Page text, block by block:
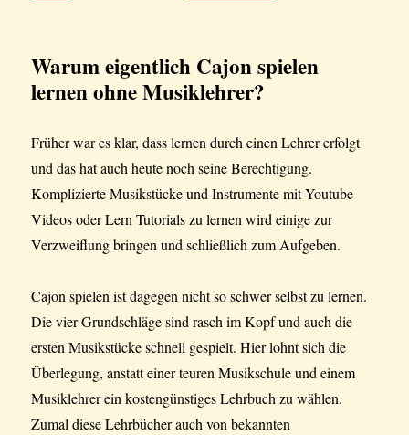
Warum eigentlich Cajon spielen
lernen ohne Musiklehrer?
Früher war es klar, dass lernen durch einen Lehrer erfolgt
und das hat auch heute noch seine Berechtigung.
Komplizierte Musikstücke und Instrumente mit Youtube
Videos oder Lern Tutorials zu lernen wird einige zur
Verzweiflung bringen und schließlich zum Aufgeben.
Cajon spielen ist dagegen nicht so schwer selbst zu lernen.
Die vier Grundschläge sind rasch im Kopf und auch die
ersten Musikstücke schnell gespielt. Hier lohnt sich die
Überlegung, anstatt einer teuren Musikschule und einem
Musiklehrer ein kostengünstiges Lehrbuch zu wählen.
Zumal diese Lehrbücher auch von bekannten